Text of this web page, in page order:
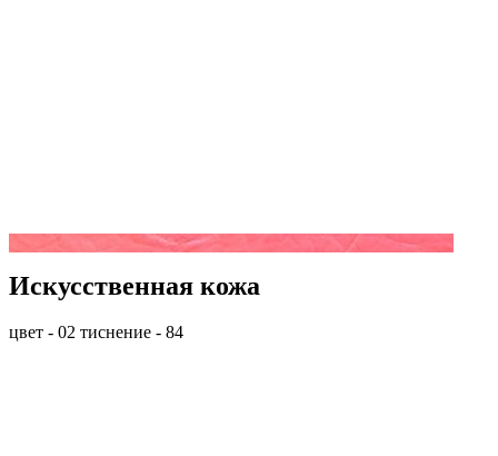
Искусственная кожа
цвет - 02 тиснение - 84